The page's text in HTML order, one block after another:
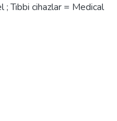
Tıbbi cihazlar = Medical